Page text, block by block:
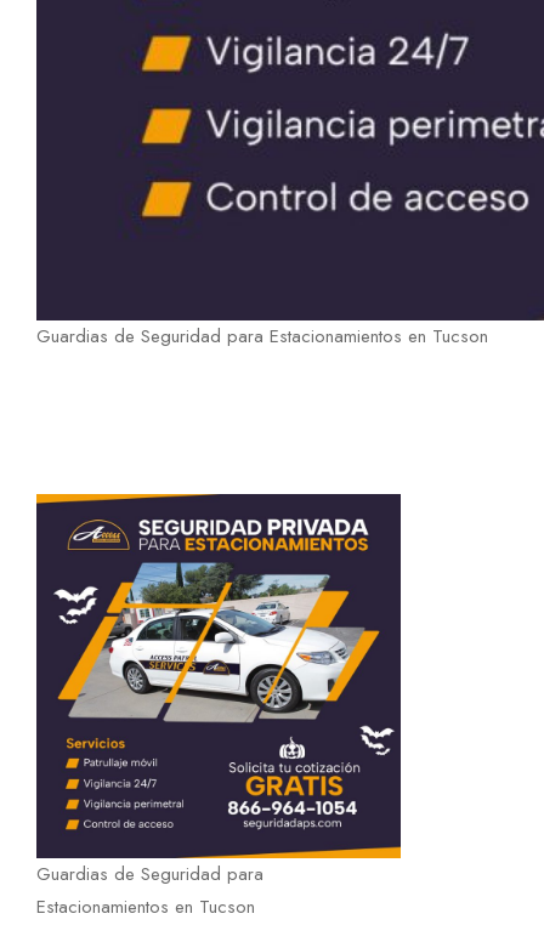
Guardias de Seguridad para Estacionamientos en Tucson
Guardias de Seguridad para
Estacionamientos en Tucson